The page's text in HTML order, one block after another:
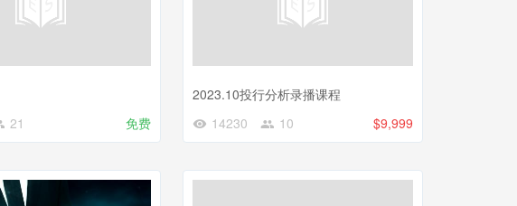
21 免费
2023.10投行分析录播课程
14230
10 $9,999